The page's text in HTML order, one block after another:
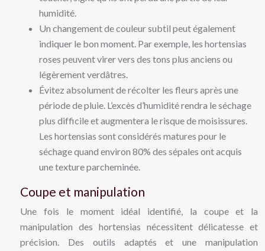
humidité.
Un changement de couleur subtil peut également
indiquer le bon moment. Par exemple, les hortensias
roses peuvent virer vers des tons plus anciens ou
légèrement verdâtres.
Évitez absolument de récolter les fleurs après une
période de pluie. L’excès d’humidité rendra le séchage
plus difficile et augmentera le risque de moisissures.
Les hortensias sont considérés matures pour le
séchage quand environ 80% des sépales ont acquis
une texture parcheminée.
Coupe et manipulation
Une fois le moment idéal identifié, la coupe et la
manipulation des hortensias nécessitent délicatesse et
précision. Des outils adaptés et une manipulation